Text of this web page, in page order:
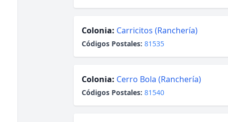
Colonia: Carricitos (Ranchería)
Códigos Postales: 81535
Colonia: Cerro Bola (Ranchería)
Códigos Postales: 81540